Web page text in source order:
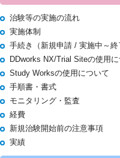
治験等の実施の流れ
実施体制
手続き（新規申請 / 実施中～終
DDworks NX/Trial Siteの使用
Study Worksの使用について
手順書・書式
モニタリング・監査
経費
新規治験開始前の注意事項
実績